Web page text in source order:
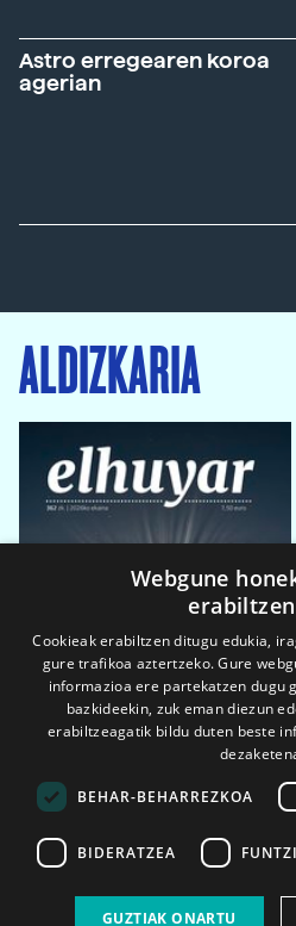
Astro erregearen koroa
agerian
ALDIZKARIA
2026ko eka. 1a
Webgune
Cookieak erabiltzen ditugu edukia,
gure trafikoa aztertzeko. Gure
informazioa ere partekatzen dugu
bazkideekin, zuk eman diezun
erabiltzeagatik bildu duten beste
BEHAR-BEHARREZKOA
BIDERATZEA
GUZTIAK ONARTU